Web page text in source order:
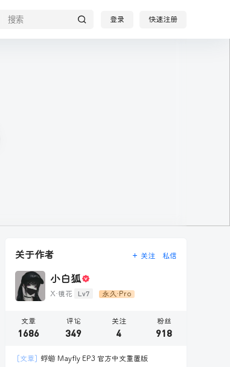
登录 快速注册
关于作者 关注 私信
小白狐
X·镜花 Lv7 永久·Pro
文章
1686
评论
349
关注
4
粉丝
918
[文章] 蜉蝣 Mayfly EP3 官方中文重置版